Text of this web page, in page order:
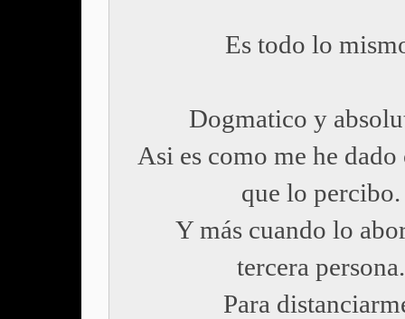
Es todo lo
Dogmatico y
Asi es como me he dado
que lo percibo.
Y más cuando lo
tercera persona.
Para